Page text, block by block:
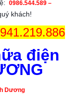
0986.544.589 –
khách!
điện
Dương